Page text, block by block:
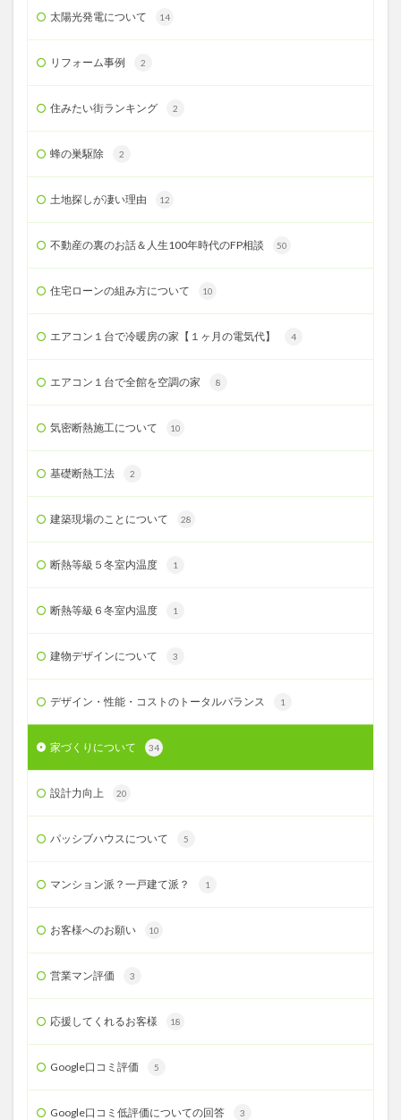
太陽光発電について 14
リフォーム事例 2
住みたい街ランキング 2
蜂の巣駆除 2
土地探しが凄い理由 12
不動産の裏のお話＆人生100年時代のFP相談 50
住宅ローンの組み方について 10
エアコン１台で冷暖房の家【１ヶ月の電気代】 4
エアコン１台で全館を空調の家 8
気密断熱施工について 10
基礎断熱工法 2
建築現場のことについて 28
断熱等級５冬室内温度 1
断熱等級６冬室内温度 1
建物デザインについて 3
デザイン・性能・コストのトータルバランス 1
家づくりについて 34
設計力向上 20
パッシブハウスについて 5
マンション派？一戸建て派？ 1
お客様へのお願い 10
営業マン評価 3
応援してくれるお客様 18
Google口コミ評価 5
Google口コミ低評価についての回答 3